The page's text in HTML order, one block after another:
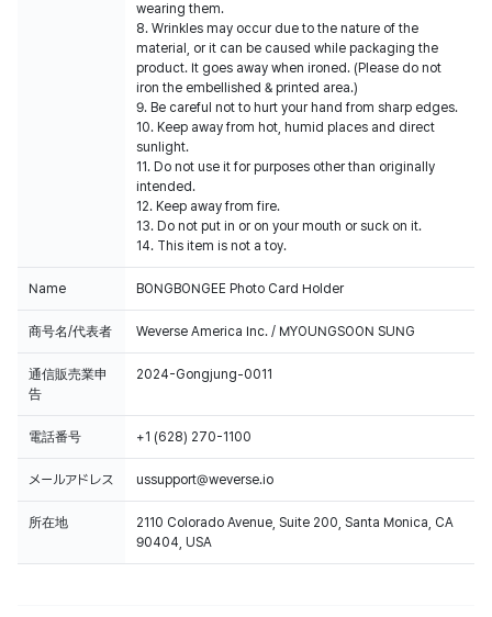
wearing them.
8. Wrinkles may occur due to the nature of the
material, or it can be caused while packaging the
product. It goes away when ironed. (Please do not
iron the embellished & printed area.)
9. Be careful not to hurt your hand from sharp edges.
10. Keep away from hot, humid places and direct
sunlight.
11. Do not use it for purposes other than originally
intended.
12. Keep away from fire.
13. Do not put in or on your mouth or suck on it.
14. This item is not a toy.
Name BONGBONGEE Photo Card Holder
商号名/代表者 Weverse America Inc. / MYOUNGSOON SUNG
通信販売業申
告
2024-Gongjung-0011
電話番号 +1 (628) 270-1100
メールアドレス ussupport@weverse.io
所在地
2110 Colorado Avenue, Suite 200, Santa Monica, CA
90404, USA